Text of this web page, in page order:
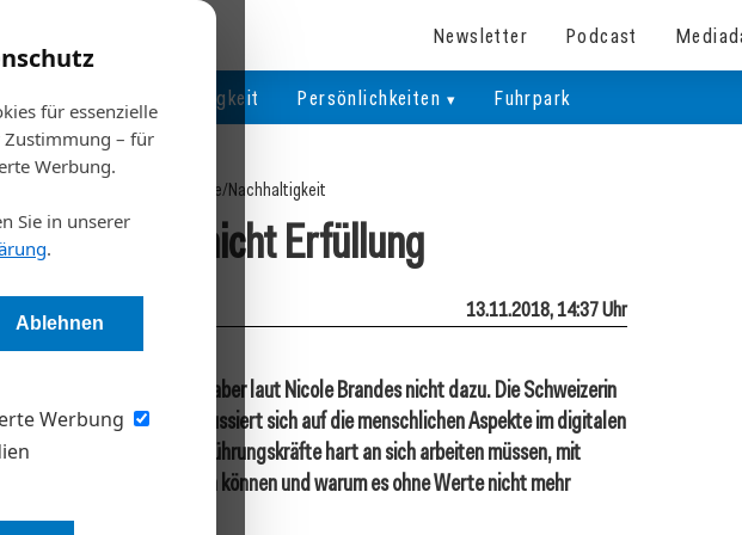
für essenzielle
– für
Werbung.
Sie in unserer
.
Ablehnen
Werbung
Newsletter Podcast
Nachhaltigkeit Persönlichkeiten Fuhrpark
Startseite/Nachhaltigkeit
Erfolg ist nicht Erfüllung
13.11.2018, 14:37 Uhr
Führung gehört aber laut Nicole Brandes nicht dazu. Die Schweizerin
sie fokussiert sich auf die menschlichen Aspekte im digitalen
erklärt sie, warum gute Führungskräfte hart an sich arbeiten müssen, mit
ihre Mitarbeiter anstecken können und warum es ohne Werte nicht mehr